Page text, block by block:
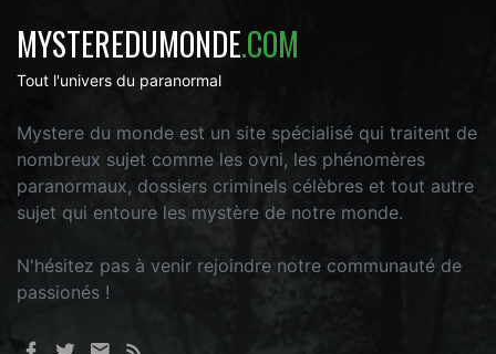
MYSTEREDUMONDE.COM
Tout l'univers du paranormal
Mystere du monde est un site spécialisé qui traitent de
nombreux sujet comme les ovni, les phénomères
paranormaux, dossiers criminels célèbres et tout autre
sujet qui entoure les mystère de notre monde.
N'hésitez pas à venir rejoindre notre communauté de
passionés !